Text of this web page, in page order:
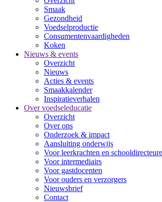
Smaak
Gezondheid
Voedselproductie
Consumentenvaardigheden
Koken
Nieuws & events
Overzicht
Nieuws
Acties & events
Smaakkalender
Inspiratieverhalen
Over voedseleducatie
Overzicht
Over ons
Onderzoek & impact
Aansluiting onderwijs
Voor leerkrachten en
Voor intermediairs
Voor gastdocenten
Voor ouders en verzorgers
Nieuwsbrief
Contact